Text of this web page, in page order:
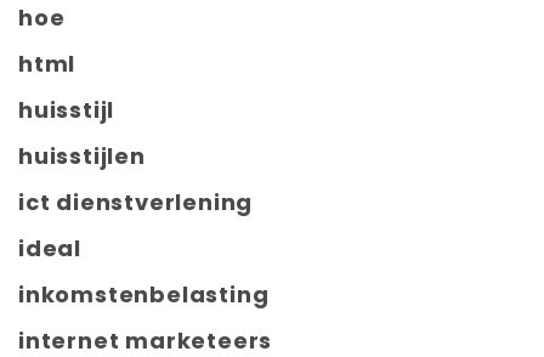
hoe
html
huisstijl
huisstijlen
ict dienstverlening
ideal
inkomstenbelasting
internet marketeers